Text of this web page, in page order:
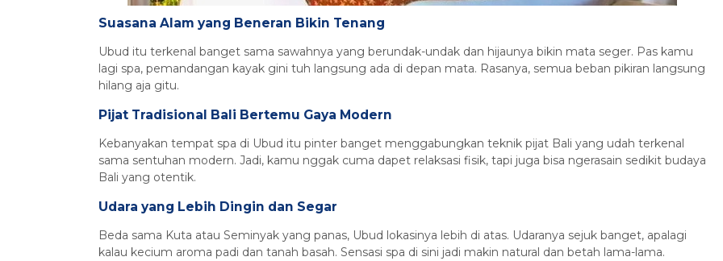
Suasana Alam yang Beneran Bikin Tenang
Ubud itu terkenal banget sama sawahnya yang berundak-undak dan hijaunya bikin mata seger. Pas kamu
lagi spa, pemandangan kayak gini tuh langsung ada di depan mata. Rasanya, semua beban pikiran langsung
hilang aja gitu.
Pijat Tradisional Bali Bertemu Gaya Modern
Kebanyakan tempat spa di Ubud itu pinter banget menggabungkan teknik pijat Bali yang udah terkenal
sama sentuhan modern. Jadi, kamu nggak cuma dapet relaksasi fisik, tapi juga bisa ngerasain sedikit budaya
Bali yang otentik.
Udara yang Lebih Dingin dan Segar
Beda sama Kuta atau Seminyak yang panas, Ubud lokasinya lebih di atas. Udaranya sejuk banget, apalagi
kalau kecium aroma padi dan tanah basah. Sensasi spa di sini jadi makin natural dan betah lama-lama.